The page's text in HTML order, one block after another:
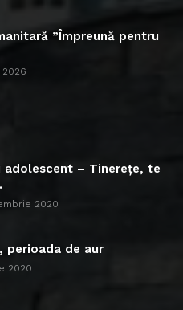
”Împreună pentru
2026
adolescent – Tinerețe, te
2020
perioada de aur
2020